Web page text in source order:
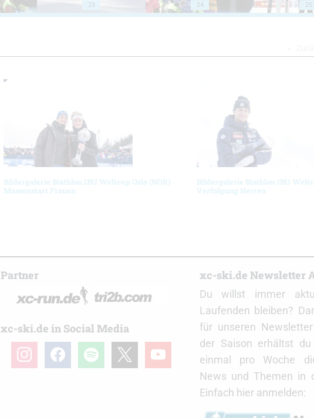
23 24 25
Bildergalerie Biathlon IBU Weltcup Oslo (NOR)
Massenstart Frauen
Bildergalerie Biathlon IBU
Verfolgung Herren
Partner
xc-ski.de in Social Media
instagramfacebookspotify youtube
xc-ski.de Newsletter
Du willst immer
Laufenden bleiben?
für unseren
der Saison erhältst
einmal pro Woche
News und Themen in
Einfach hier anmelden: